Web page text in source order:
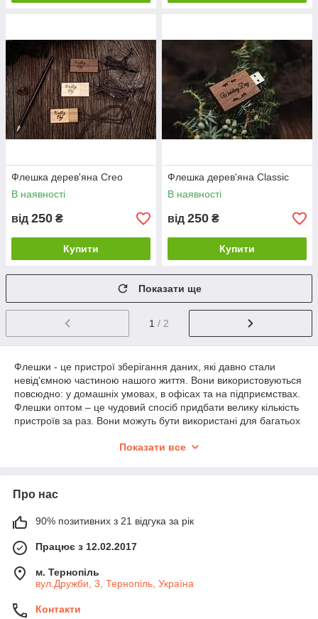
Флешка дерев'яна Creo
В наявності
від 250 ₴
Купити
Флешка дерев'яна Classic
В наявності
від 250 ₴
Купити
Показати ще
1 / 2
Флешки - це пристрої зберігання даних, які давно стали
невід'ємною частиною нашого життя. Вони використовуються
повсюдно: у домашніх умовах, в офісах та на підприємствах.
Флешки оптом – це чудовий спосіб придбати велику кількість
пристроїв за раз. Вони можуть бути використані для багатьох
Флешки для бізнесу – це незамінний інструмент для
презентації, а також зберігати їх у безпеці.
просування бренду. Нанесення логотипу на флешки та їх
роздача на заходах та виставках допомагають привернути
увагу до компанії та її продукції.
Персоналізовані флешки - це флешки, які мають унікальний
дизайн, що включає логотип, назву компанії та іншу
сувеніри для клієнтів, партнерів та співробітників.
Показати все
Про нас
90% позитивних з 21 відгука за рік
Працює з 12.02.2017
м. Тернопіль
вул.Дружби, 3, Тернопіль, Україна
Контакти